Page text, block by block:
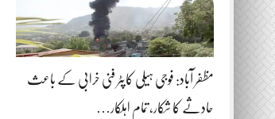
مظفر آباد: فوجی ہیلی کاپٹر فنی خرابی کے باعث
حادثے کا شکار، تمام اہلکار…